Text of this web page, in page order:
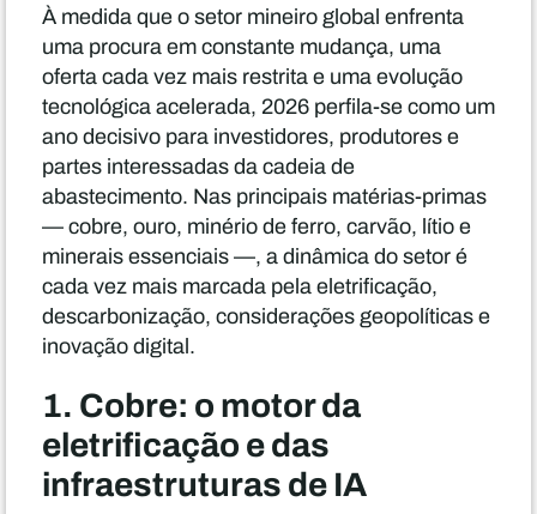
À medida que o setor mineiro global enfrenta
uma procura em constante mudança, uma
oferta cada vez mais restrita e uma evolução
tecnológica acelerada, 2026 perfila-se como um
ano decisivo para investidores, produtores e
partes interessadas da cadeia de
abastecimento. Nas principais matérias-primas
— cobre, ouro, minério de ferro, carvão, lítio e
minerais essenciais —, a dinâmica do setor é
cada vez mais marcada pela eletrificação,
descarbonização, considerações geopolíticas e
inovação digital.
1. Cobre: o motor da
eletrificação e das
infraestruturas de IA